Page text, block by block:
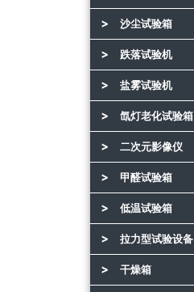
沙尘试验箱
跌落试验机
盐雾试验机
氙灯老化试验箱
二次元影像仪
甲醛试验箱
低温试验箱
拉力型试验设备
干燥箱